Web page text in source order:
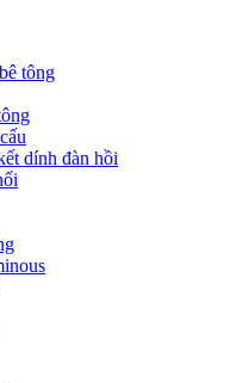
tông
dính đàn hồi